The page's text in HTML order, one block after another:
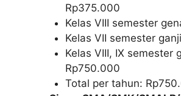
Rp375.000
Kelas VIII semester
Kelas VII semester
Kelas VIII, IX semester
Rp750.000
Total per tahun: